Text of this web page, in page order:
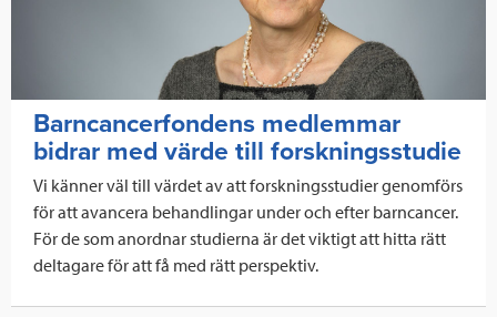
Barncancerfondens medlemmar
bidrar med värde till forskningsstudie
Vi känner väl till värdet av att forskningsstudier genomförs
för att avancera behandlingar under och efter barncancer.
För de som anordnar studierna är det viktigt att hitta rätt
deltagare för att få med rätt perspektiv.